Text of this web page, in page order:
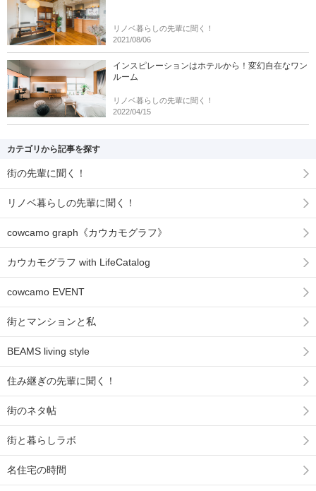
リノベ暮らしの先輩に聞く！
2021/08/06
インスピレーションはホテルから！変幻自在なワン
ルーム
リノベ暮らしの先輩に聞く！
2022/04/15
カテゴリから記事を探す
街の先輩に聞く！
リノベ暮らしの先輩に聞く！
cowcamo graph《カウカモグラフ》
カウカモグラフ with LifeCatalog
cowcamo EVENT
街とマンションと私
BEAMS living style
住み継ぎの先輩に聞く！
街のネタ帖
街と暮らしラボ
名住宅の時間